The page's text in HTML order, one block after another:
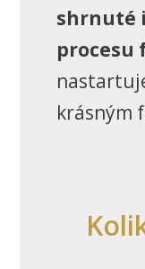
shrnuté
procesu
krásným